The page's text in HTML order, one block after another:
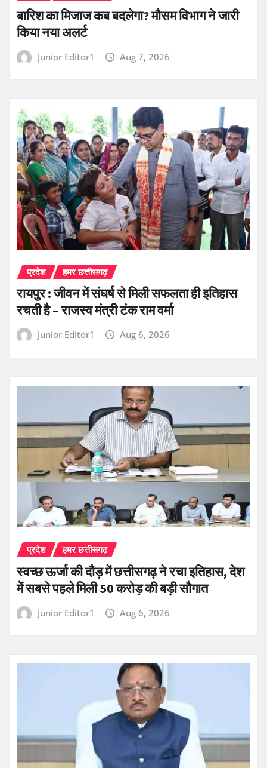
बारिश का मिजाज कब बदलेगा? मौसम विभाग ने जारी
किया नया अलर्ट
Junior Editor1 Aug 7, 2026
प्रदेश हमर छत्तीसगढ़
रायपुर : जीवन में संघर्ष से मिली सफलता ही इतिहास
रचती है – राजस्व मंत्री टंक राम वर्मा
Junior Editor1 Aug 6, 2026
प्रदेश हमर छत्तीसगढ़
स्वच्छ ऊर्जा की दौड़ में छत्तीसगढ़ ने रचा इतिहास, देश
में सबसे पहले मिली 50 करोड़ की बड़ी सौगात
Junior Editor1 Aug 6, 2026